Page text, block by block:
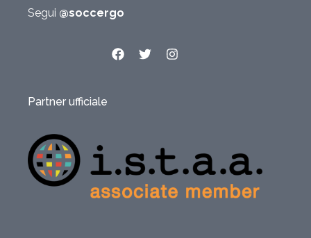
Segui @soccergo
Partner ufficiale